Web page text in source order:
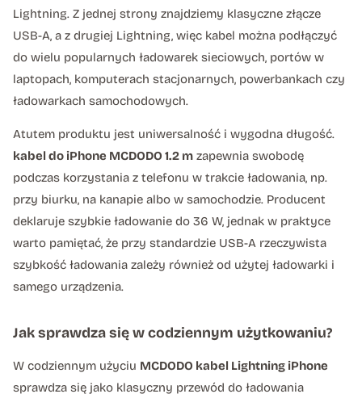
Lightning. Z jednej strony znajdziemy klasyczne złącze
USB-A, a z drugiej Lightning, więc kabel można podłączyć
do wielu popularnych ładowarek sieciowych, portów w
laptopach, komputerach stacjonarnych, powerbankach czy
ładowarkach samochodowych.
Atutem produktu jest uniwersalność i wygodna długość.
kabel do iPhone MCDODO 1.2 m zapewnia swobodę
podczas korzystania z telefonu w trakcie ładowania, np.
przy biurku, na kanapie albo w samochodzie. Producent
deklaruje szybkie ładowanie do 36 W, jednak w praktyce
warto pamiętać, że przy standardzie USB-A rzeczywista
szybkość ładowania zależy również od użytej ładowarki i
samego urządzenia.
Jak sprawdza się w codziennym użytkowaniu?
W codziennym użyciu MCDODO kabel Lightning iPhone
sprawdza się jako klasyczny przewód do ładowania